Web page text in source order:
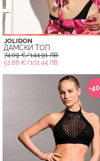
JOLIDON
ДАМСКИ ТОП
74.09 €/144.91 ЛВ.
51.86 €/101.44 ЛВ.
-